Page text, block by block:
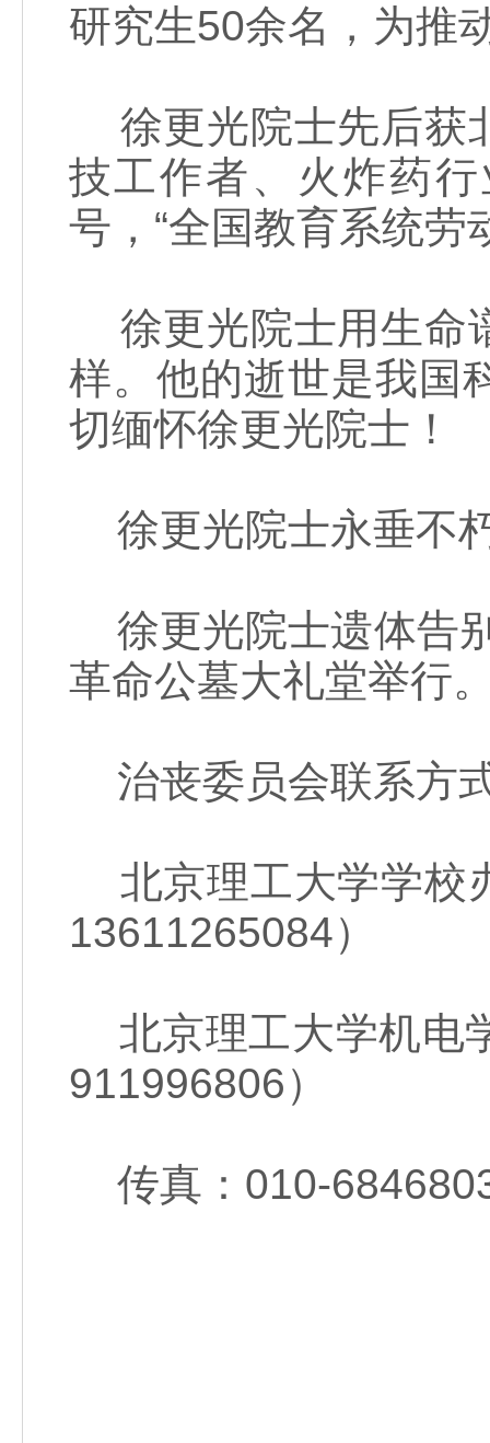
研究生50余名，为推
徐更光院士先后获
技工作者、火炸药
号，“全国教育系统劳
徐更光院士用生命
样。他的逝世是我国
切缅怀徐更光院士！
徐更光院士永垂不
徐更光院士遗体告
革命公墓大礼堂举行
治丧委员会联系方
北京理工大学学校
13611265084）
北京理工大学机电
911996806）
传真：010-